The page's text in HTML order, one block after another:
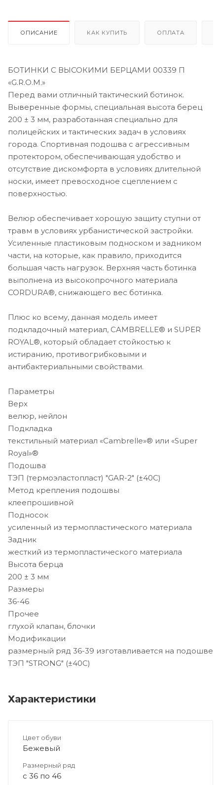
ОПИСАНИЕ КАК КУПИТЬ ОПЛАТА
БОТИНКИ С ВЫСОКИМИ БЕРЦАМИ 00339 П
«G.R.O.M.»
Перед вами отличный тактический ботинок.
Выверенные формы, специальная высота берец
200 ± 3 мм, разработанная специально для
полицейских и тактических задач в условиях
города. Спортивная подошва с агрессивным
протектором, обеспечивающая удобство и
отсутствие дискомфорта в условиях длительной
носки, имеет превосходное сцеплением с
поверхностью.
Велюр обеспечивает хорошую защиту ступни от
травм в условиях урбанистической застройки.
Усиленные пластиковым подноском и задником
части, на которые, как правило, приходится
большая часть нагрузок. Верхняя часть ботинка
выполнена из высокопрочного материала
CORDURA®, снижающего вес ботинка.
Плюс ко всему, данная модель имеет
подкладочный материал, CAMBRELLE® и SUPER
ROYAL®, который обладает стойкостью к
истиранию, противогрибковыми и
антибактериальными свойствами.
Параметры
Верх
велюр, нейлон
Подкладка
текстильный материал «Cambrelle»® или «Super
Royal»®
Подошва
ТЭП (термоэластопласт) "GAR-2" (±40C)
Метод крепления подошвы
клеепрошивной
Подносок
усиленный из термопластического материала
Задник
жесткий из термопластического материала
Высота берца
200 ± 3 мм
Размеры
36-46
Прочее
глухой клапан, блочки
Модификации
размерный ряд 36-39 изготавливается на подошве
ТЭП "STRONG" (±40C)
Характеристики
Цвет обуви
Бежевый
Размерный ряд
с 36 по 46